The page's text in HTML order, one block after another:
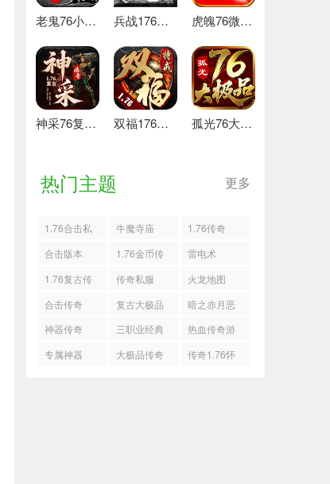
老鬼76小极品合击 推荐 兵战176特戒版 安卓版 虎魄76微变小极品 推荐
神采76复古加强版 安卓下载 双福176特戒 安卓下载 孤光76大极品 好玩的
热门主题 更多
1.76合击私
服
牛魔寺庙
1.76传奇
合击版本
1.76金币传
奇
雷电术
1.76复古传
奇
传奇私服
火龙地图
合击传奇
复古大极品
暗之赤月恶
魔
神器传奇
三职业经典
传奇
热血传奇游
戏
专属神器 大极品传奇
传奇1.76怀